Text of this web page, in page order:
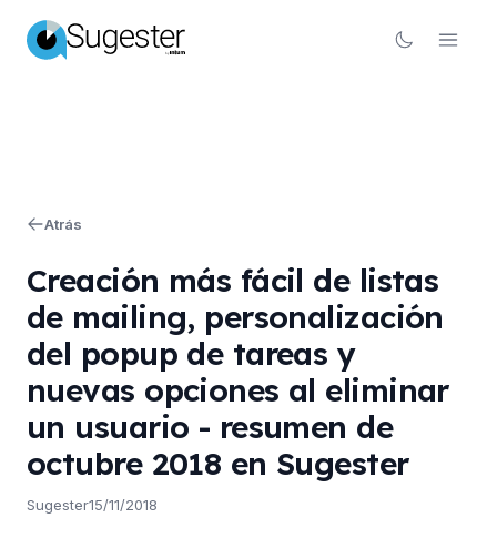
Atrás
Creación más fácil de listas
de mailing, personalización
del popup de tareas y
nuevas opciones al eliminar
un usuario - resumen de
octubre 2018 en Sugester
Sugester15/11/2018